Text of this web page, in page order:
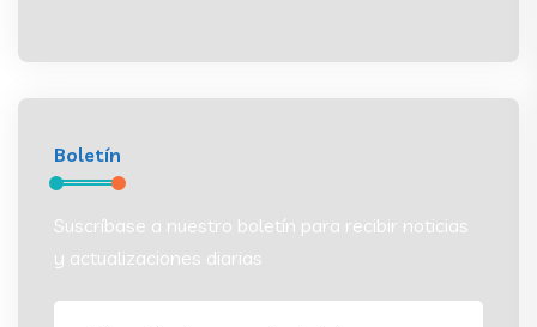
Boletín
Suscríbase a nuestro boletín para recibir noticias
y actualizaciones diarias